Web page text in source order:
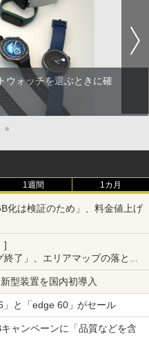
ウォッチを選ぶときに確
●
1週間 1カ月
化は検証のため」、料金値上げ
]
了」、エリアマップの落とし
型装置を国内初導入
と「edge 60」がセール
ャンペーンに「品質などを含